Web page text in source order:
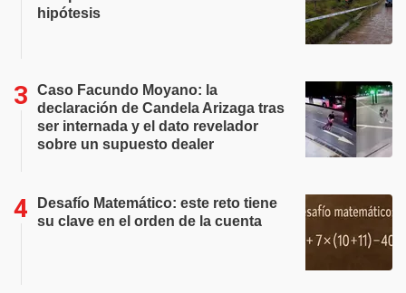
hipótesis
Caso Facundo Moyano: la
declaración de Candela Arizaga tras
ser internada y el dato revelador
sobre un supuesto dealer
Desafío Matemático: este reto tiene
su clave en el orden de la cuenta